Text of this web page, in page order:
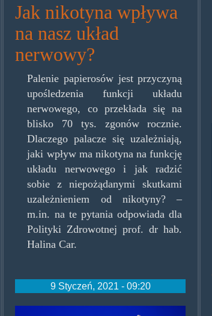
Jak nikotyna wpływa
na nasz układ
nerwowy?
Palenie papierosów jest przyczyną
upośledzenia funkcji układu
nerwowego, co przekłada się na
blisko 70 tys. zgonów rocznie.
Dlaczego palacze się uzależniają,
jaki wpływ ma nikotyna na funkcję
układu nerwowego i jak radzić
sobie z niepożądanymi skutkami
uzależnieniem od nikotyny? –
m.in. na te pytania odpowiada dla
Polityki Zdrowotnej prof. dr hab.
Halina Car.
9 Styczeń, 2021 - 09:20